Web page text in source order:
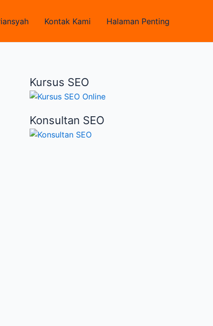
Kontak Kami Halaman Penting
Kursus SEO
Konsultan SEO